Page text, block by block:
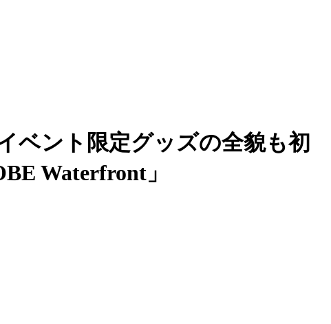
ベント限定グッズの全貌も初
Waterfront」